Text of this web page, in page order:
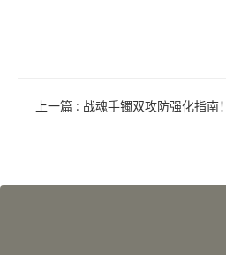
上一篇 : 战魂手镯双攻防强化指南